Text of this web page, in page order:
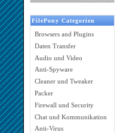
FilePony Categorien
Browsers and Plugins
Daten Transfer
Audio und Video
Anti-Spyware
Cleaner und Tweaker
Packer
Firewall und Security
Chat und Kommunikation
Anti-Virus